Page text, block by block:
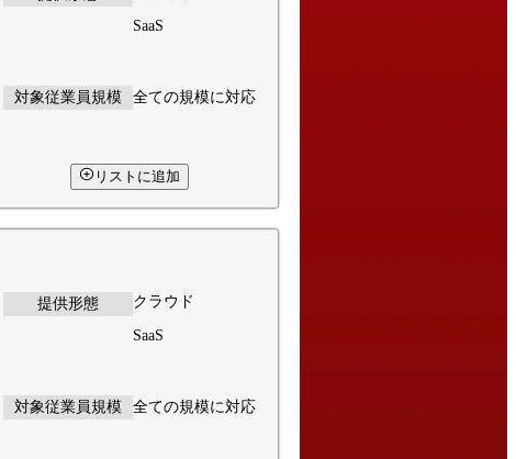
SaaS
対象従業員規模 全ての規模に対応
リストに追加
提供形態 クラウド
SaaS
対象従業員規模 全ての規模に対応